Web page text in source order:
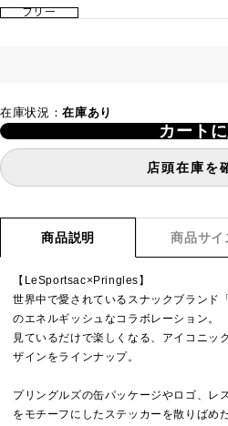
フリー
在庫状況：在庫あり
カート
店頭在庫を
商品説明 商品サイ
【LeSportsac×Pringles】
世界中で愛されているスナックブランド
のエネルギッシュなコラボレーション。
見ているだけで楽しくなる、アイコニッ
ザインをラインナップ。
プリングルズの缶パッケージやロゴ、レ
をモチーフにしたステッカーを散りばめ